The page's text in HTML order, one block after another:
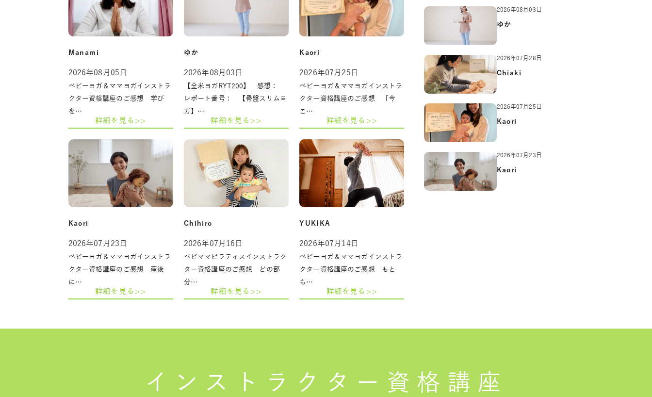
Manami
2026年08月05日
ベビーヨガ＆ママヨガインストラ
クター資格講座のご感想 学び
を…
詳細を見る>>
ゆか
2026年08月03日
【全米ヨガRYT200】 感想：
レポート番号： 【骨盤スリムヨ
ガ】…
詳細を見る>>
Kaori
2026年07月25日
ベビーヨガ＆ママヨガインストラ
クター資格講座のご感想 「今
こ…
詳細を見る>>
Kaori
2026年07月23日
ベビーヨガ＆ママヨガインストラ
クター資格講座のご感想 産後
に…
詳細を見る>>
Chihiro
2026年07月16日
ベビママピラティスインストラク
ター資格講座のご感想 どの部
分…
詳細を見る>>
YUKIKA
2026年07月14日
ベビーヨガ＆ママヨガインストラ
クター資格講座のご感想 もと
も…
詳細を見る>>
2026年08月03日
ゆか
2026年07月28日
Chiaki
2026年07月25日
Kaori
2026年07月23日
Kaori
インストラクター 資格講座